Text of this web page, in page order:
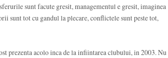
sunt facute gresit, managementul e gresit, imaginea
sunt tot cu gandul la plecare, conflictele sunt peste tot,
prezenta acolo inca de la infiintarea clubului, in 2003. Nu